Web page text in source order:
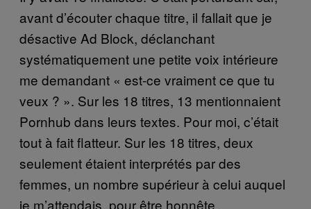
avant d’écouter chaque titre, il fallait que je
désactive Ad Block, déclanchant
systématiquement une petite voix intérieure
me demandant « est-ce vraiment ce que tu
veux ? ». Sur les 18 titres, 13 mentionnaient
Pornhub dans leurs textes. Pour moi, c’était
tout à fait flatteur. Sur les 18 titres, deux
seulement étaient interprétés par des
femmes, un nombre supérieur à celui auquel
je m’attendais, pour être honnête.